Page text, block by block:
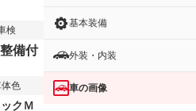
検
備付
体色
クＭ
基本装備
外装・内装
車の画像